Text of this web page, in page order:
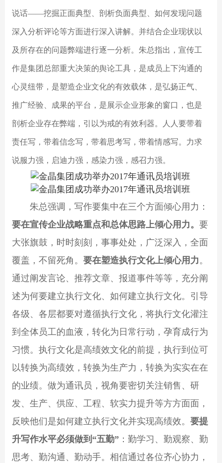
说话——挖掘正面典型、剖析负面典型、如何发现问题
深入分析评论等方面进行深入讲解。并结合企业现状以
及所存在的问题弊端进行逐一分析。朱总指出，宣传工
作是集团总部重大决策的舆论工具，是成员上下沟通的
心灵纽带，是塑造企业文化的有效载体，是弘扬正气、
推广经验、成果的平台，是展示企业形象的窗口，也是
剖析企业存在弊端，引以为戒的有效利器。人人要带着
责任写，带着信念写，带着思考写，带着情感写。力求
说服力强，启迪力强，感染力强，感召力强。
朱总强调，写作要集中在三个方面倾心用力：
要在宣传企业战略重点和总体思路上倾心用力。 要
大张旗鼓，时时刻刻，事事处处，广泛深入，全面
覆盖，不留死角。 要在塑造执行文化上倾心用力 。
通过阐发言论、推荐文章、报道事件等等，充分阐
述为何要建立执行文化、如何建立执行文化。引导
各级、各层都要对遵循执行文化，将执行文化灌注
到全体员工的血液，转化为日常行动，孕育成行为
习惯。执行文化是高绩效文化的前提，执行到位可
以转换为高绩效，转换为生产力，转换为实实在在
的业绩。做为通讯员，视角要密切关注销售、研
发、生产、供应、工程、软实力提升等方方面面，
反映他们是如何建立执行文化并实现高绩效。 要提
升写作水平必须做到“五勤” ：勤学习、勤观察、勤
思考、勤沟通、勤动手。相信通过各位齐心协力，